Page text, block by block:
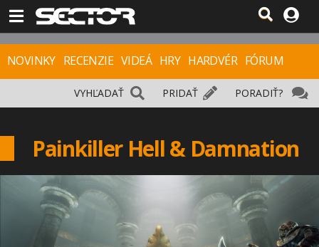
NOVINKY RECENZIE VIDEÁ HRY HARDVÉR FÓRUM
PORADIŤ?
PRIDAŤ
VYHĽADAŤ
Painkiller Hell & Damnation